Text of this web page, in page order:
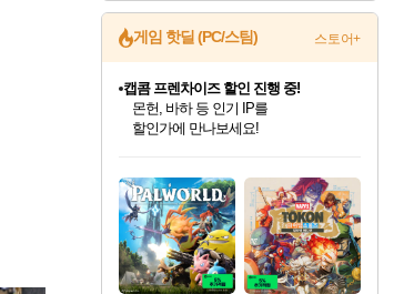
게임 핫딜 (PC/스팀) 스토어+
최대 90% 할인가를 만나보세요!
네이버혜택과 함께 만나보세요!
50%할인&추가 적립까지!
이니&베니 혜택까지!
네이버 혜택가와 함께 예약하세요!
할인&네이버혜택으로 만나보세요!
네이버페이 혜택과 만나보세요!
40주년 프로모션으로 만나보세요!
네이버 포인트 혜택까지!
캡콤 프렌차이즈 할인 진행 중!
몬헌, 바하 등 인기 IP를
할인가에 만나보세요!
일부 에디션 상시 할인!
혜택으로 예약 판매 중
편안하게 충전하세요